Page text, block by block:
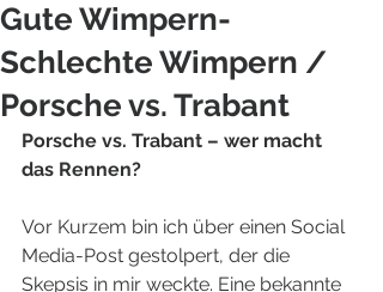
Gute Wimpern-
Schlechte Wimpern /
Porsche vs. Trabant
Porsche vs. Trabant – wer macht
das Rennen?
Vor Kurzem bin ich über einen Social
Media-Post gestolpert, der die
Skepsis in mir weckte. Eine bekannte